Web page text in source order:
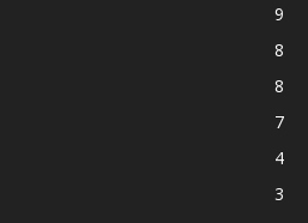
9
8
8
7
4
3